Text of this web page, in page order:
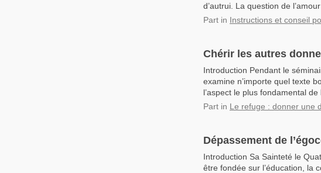
d’autrui. La question de
Part in Instructions et conseil
Chérir les autres
Introduction Pendant le
examine n’importe quel texte
l’aspect le plus fondamental de
Part in Le refuge : donner une
Dépassement de
Introduction Sa Sainteté le
être fondée sur l’éducation, la